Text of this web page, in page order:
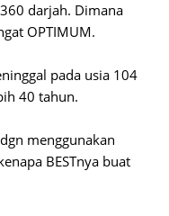
darjah. Dimana
OPTIMUM.
pada usia 104
40 tahun.
menggunakan
BESTnya buat